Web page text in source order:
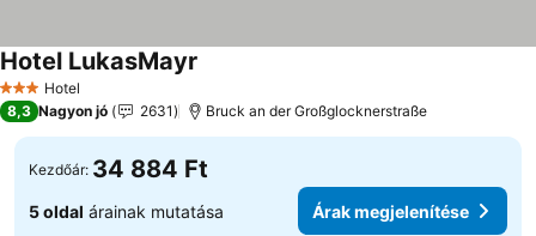
3 Kategória
Hotel
Hotel LukasMayr
8,3 Nagyon jó 2631 Bruck an der Großglocknerstraße
Kezdőár: 34 884 Ft
5 oldal árainak mutatása Árak megjelenítése